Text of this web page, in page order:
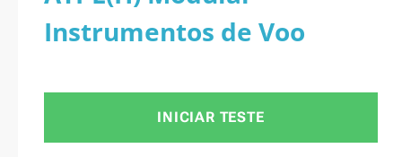
Instrumentos de Voo
Instrumentos de Voo
INICIAR TESTE